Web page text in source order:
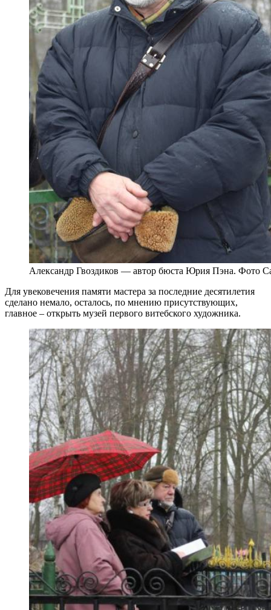
Александр Гвоздиков — автор бюста Юрия Пэна. Фото
Для увековечения памяти мастера за последние десятилетия
сделано немало, осталось, по мнению присутствующих,
главное – открыть музей первого витебского художника.